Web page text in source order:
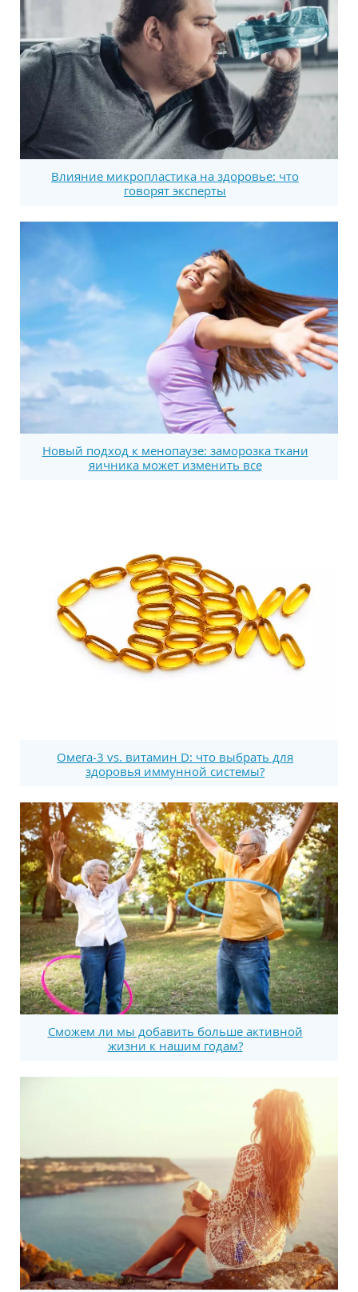
Влияние микропластика на здоровье: что
говорят эксперты
Новый подход к менопаузе: заморозка ткани
яичника может изменить все
Омега-3 vs. витамин D: что выбрать для
здоровья иммунной системы?
Сможем ли мы добавить больше активной
жизни к нашим годам?